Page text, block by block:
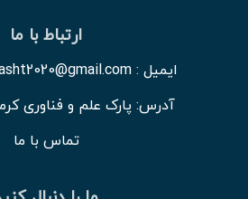
ارتباط با ما
ایمیل : kermanshahgasht2020@gmail.com
آدرس: پارک علم و فناوری
تماس با ما